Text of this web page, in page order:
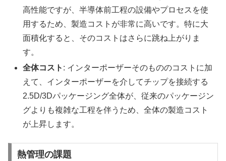
高性能ですが、半導体前工程の設備やプロセスを使
用するため、製造コストが非常に高いです。特に大
面積化すると、そのコストはさらに跳ね上がりま
す。
全体コスト : インターポーザーそのもののコストに加
えて、インターポーザーを介してチップを接続する
2.5D/3Dパッケージング全体が、従来のパッケージン
グよりも複雑な工程を伴うため、全体の製造コスト
が上昇します。
熱管理の課題